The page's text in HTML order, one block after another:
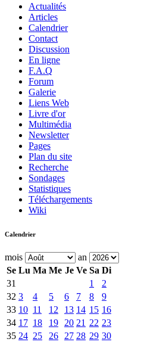
Actualités
Articles
Calendrier
Contact
Discussion
En ligne
F.A.Q
Forum
Galerie
Liens Web
Livre d'or
Multimédia
Newsletter
Pages
Plan du site
Recherche
Sondages
Statistiques
Téléchargements
Wiki
Calendrier
mois
an
Se Lu Ma Me Je Ve Sa Di
31
1
2
32 3 4 5 6 7 8
9
33 10 11 12 13 14 15 16
34 17 18 19 20 21 22 23
35 24 25 26 27 28 29 30